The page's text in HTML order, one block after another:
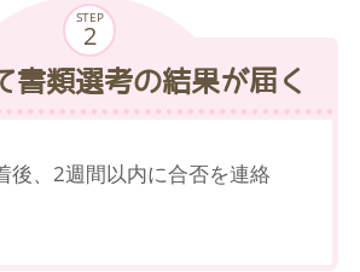
STEP
書類選考の結果が届く
後、2週間以内に合否を連絡